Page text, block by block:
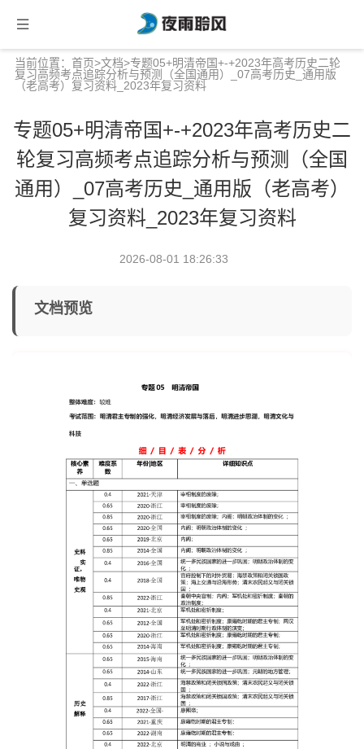
当前位置： 首页>文档>专题05+明清帝国+-+2023年高考历史二轮
复习高频考点追踪分析与预测（全国通用）_07高考历史_通用版
（老高考）复习资料_2023年复习资料
专题05+明清帝国+-+2023年高考历史二
轮复习高频考点追踪分析与预测（全国
通用）_07高考历史_通用版（老高考）
复习资料_2023年复习资料
2026-08-01 18:26:33
文档预览